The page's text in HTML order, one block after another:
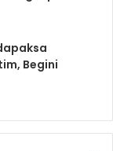
Begini